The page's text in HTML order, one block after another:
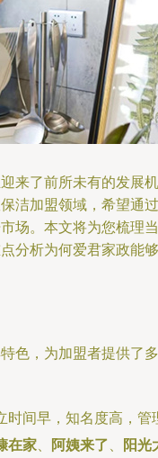
来了前所未有的发展机
洁加盟领域，希望通过
场。本文将为您梳理当
分析为何爱君家政能够
色，为加盟者提供了多
时间早，知名度高，管
在家 阿姨来了
阳光